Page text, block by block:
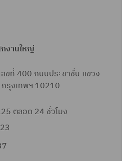
งานใหญ่
ขที่ 400 ถนนประชาชื่น แขวง
รุงเทพฯ 10210
ตลอด 24 ชั่วโมง